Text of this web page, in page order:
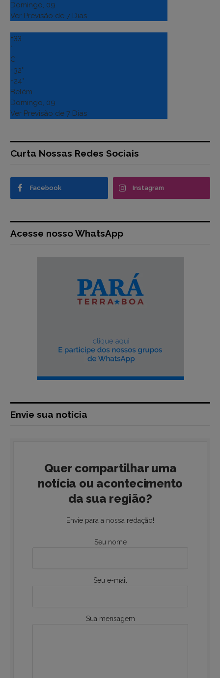
Domingo, 09
Ver Previsão de 7 Dias
+33
°
C
+32°
+24°
Belém
Domingo, 09
Ver Previsão de 7 Dias
Curta Nossas Redes Sociais
Facebook Instagram
Acesse nosso WhatsApp
Envie sua notícia
Quer compartilhar uma
notícia ou acontecimento
da sua região?
Envie para a nossa redação!
Seu nome
Seu e-mail
Sua mensagem